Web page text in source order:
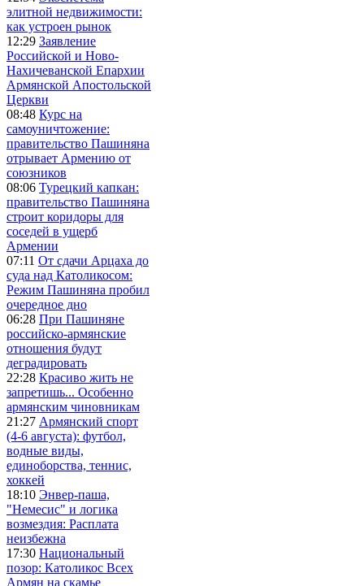
элитной недвижимости:
как устроен рынок
12:29 Заявление
Российской и Ново-
Нахичеванской Епархии
Армянской Апостольской
Церкви
08:48 Курс на
самоуничтожение:
правительство Пашиняна
отрывает Армению от
союзников
08:06 Турецкий капкан:
правительство Пашиняна
строит коридоры для
соседей в ущерб
Армении
07:11 От сдачи Арцаха до
суда над Католикосом:
Режим Пашиняна пробил
очередное дно
06:28 При Пашиняне
российско-армянские
отношения будут
деградировать
22:28 Красиво жить не
запретишь... Особенно
армянским чиновникам
21:27 Армянский спорт
(4-6 августа): футбол,
водные виды,
единоборства, теннис,
хоккей
18:10 Энвер-паша,
"Немесис" и логика
возмездия: Расплата
неизбежна
17:30 Национальный
позор: Католикос Всех
Армян на скамье